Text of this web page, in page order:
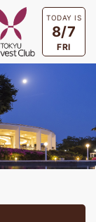
TODAY IS
8/7
FRI